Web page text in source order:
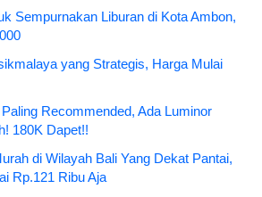
Sempurnakan Liburan di Kota Ambon,
yang Strategis, Harga Mulai
Recommended, Ada Luminor
180K Dapet!!
di Wilayah Bali Yang Dekat Pantai,
Rp.121 Ribu Aja